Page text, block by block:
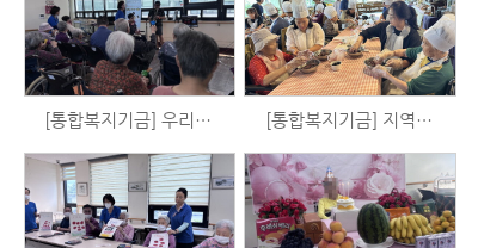
[통합복지기금] 우리는 시니어 예술가 시즌3 - 음악활동 (7/23) [통합복지기금] 지역사회와 함께하는 블루베리 수확 및 블루베리청 만들기 체험